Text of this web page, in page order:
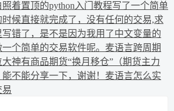
照着置顶的python入门教程写了一个简单
候直接就完成了，没有任何的交易,求
错了，是不是因为我用了中文变量的
个简单的交易软件呢。 麦语言跨周期
大神有商品期货“换月移仓”（期货主力
不能分享一下，谢谢！ 麦语言怎么实
易